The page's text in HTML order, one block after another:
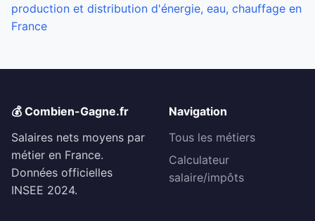
production et distribution d'énergie, eau, chauffage en
France
💰 Combien-Gagne.fr
Salaires nets moyens par
métier en France.
Données officielles
INSEE 2024.
Navigation
Tous les métiers
Calculateur
salaire/impôts